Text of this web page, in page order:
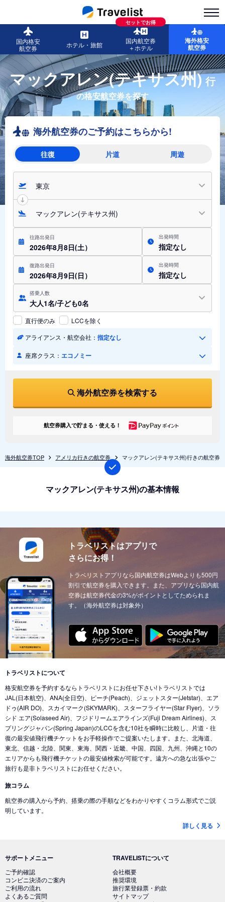
国内格安
航空券
ホテル・旅館
セットでお得
国内航空券
＋ホテル
海外格安
航空券
マックアレン(テキサス州) 行
の格安航空券を探す
海外航空券のご予約はこちらから!
往復 片道 周遊
東京
マックアレン(テキサス州)
往路出発日
2026年8月8日(土）
出発時間
指定なし
復路出発日
2026年8月9日(日）
出発時間
指定なし
搭乗人数
大人1名/子ども0名
直行便のみ
LCCを除く
アライアンス・航空会社： 指定なし
座席クラス： エコノミー
海外航空券を検索する
航空券購入で貯まる・使える！
海外航空券TOP アメリカ行きの航空券 マックアレン(テキサス州)行きの航空券
マックアレン(テキサス州)の基本情報
トラベリストはアプリで
さらにお得！
トラベリストアプリなら国内航空券はWebよりも500円
割引で航空券を購入できます。また、アプリなら国内航
空券は航空券代金の3%がポイントとしてためられま
す。（海外航空券は対象外）
トラベリストについて
格安航空券を予約するならトラベリストにお任せ下さい!トラベリストでは
JAL(日本航空)、ANA(全日空)、ピーチ(Peach)、ジェットスター(Jetstar)、エア
ドゥ(AIR DO)、スカイマーク(SKYMARK)、スターフライヤー(Star Flyer)、ソラ
シド エア(Solaseed Air)、フジドリームエアラインズ(Fuji Dream Airlines)、ス
プリングジャパン(Spring Japan)のLCCを含む10社を瞬時に比較し、片道・往
復の最安値飛行機チケットをお手軽操作でご提案いたします。また、北海道、
東北、信越・北陸、関東、東海、関西・近畿、中国、四国、九州、沖縄と10の
エリアからも飛行機チケットの最安値検索が可能です。遠方への急な出張やご
旅行も是非トラベリストにお任せください。
旅コラム
航空券の購入から予約、搭乗の際の手順などをわかりやすくコラム形式でご説
明しています。
詳しく見る
サポートメニュー
ご予約確認
コンビニ決済のご案内
ご利用の流れ
よくあるご質問
TRAVELISTについて
会社概要
推奨環境
旅行業登録票・約款
サイトマップ